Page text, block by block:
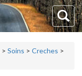
> Soins > Creches >